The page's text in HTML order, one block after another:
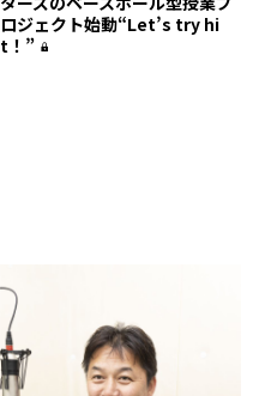
ロジェクト始動――“Let’s try hi
t！”